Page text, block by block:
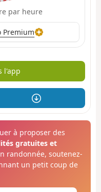
par heure
Premium
l'app
à proposer des
gratuites et
randonnée, soutenez-
un petit coup de